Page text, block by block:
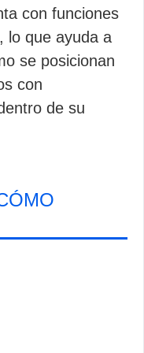
con funciones
lo que ayuda a
se posicionan
con
de su